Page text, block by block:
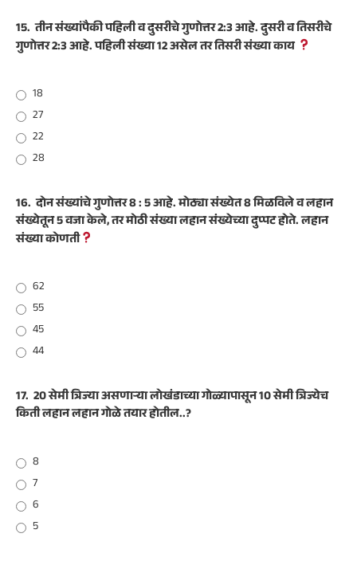
15. तीन संख्यांपैकी पहिली व दुसरीचे गुणोत्तर 2:3 आहे. दुसरी व तिसरीचे
गुणोत्तर 2:3 आहे. पहिली संख्या 12 असेल तर तिसरी संख्या काय
18
27
22
28
16. दोन संख्यांचे गुणोत्तर 8 : 5 आहे. मोठ्या संख्येत 8 मिळविले व लहान
संख्येतून 5 वजा केले, तर मोठी संख्या लहान संख्येच्या दुप्पट होते. लहान
संख्या कोणती
62
55
45
44
17. 20 सेमी त्रिज्या असणाऱ्या लोखंडाच्या गोळ्यापासून 10 सेमी त्रिज्येच
किती लहान लहान गोळे तयार होतील..?
8
7
6
5